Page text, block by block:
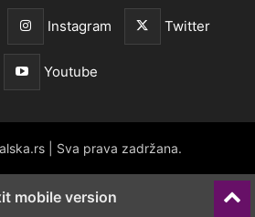
Instagram Twitter
Youtube
| Sva prava zadržana.
mobile version